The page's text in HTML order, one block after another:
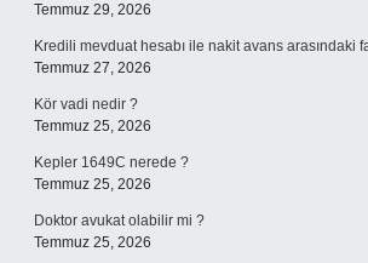
Temmuz 29, 2026
Kredili mevduat hesabı ile nakit avans arasındaki
Temmuz 27, 2026
Kör vadi nedir ?
Temmuz 25, 2026
Kepler 1649C nerede ?
Temmuz 25, 2026
Doktor avukat olabilir mi ?
Temmuz 25, 2026